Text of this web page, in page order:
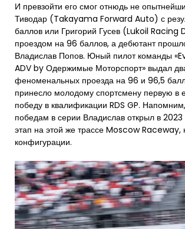
И превзойти его смог отнюдь не
Тиводар (Takayama Forward Auto) с
баллов или Григорий Гусев (Lukoil
проездом на 96 баллов, а дебютант
Владислав Попов. Юный пилот команды
ADV by Одержимые Моторспорт» выдал
феноменальных проезда на 96 и 96,5
принесло молодому спортсмену первую в
победу в квалификации RDS GP.
победам в серии Владислав открыл в 2023
этап на этой же трассе Moscow Raceway,
конфигурации.